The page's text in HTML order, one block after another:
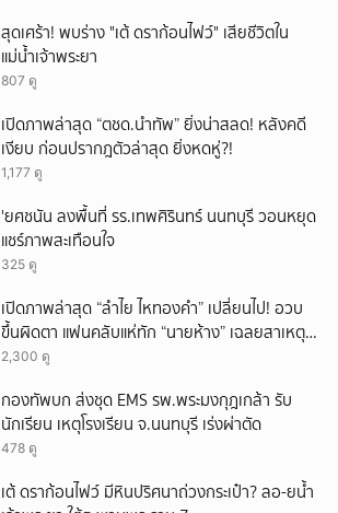
สุดเศร้า! พบร่าง "เต้ ดราก้อนไฟว์" เสียชีวิตใน
แม่น้ำเจ้าพระยา
807 ดู
เปิดภาพล่าสุด “ตชด.นำทัพ” ยิ่งน่าสลด! หลังคดี
เงียบ ก่อนปรากฎตัวล่าสุด ยิ่งหดหู่?!
1,177 ดู
'ยศชนัน ลงพื้นที่ รร.เทพศิรินทร์ นนทบุรี วอนหยุด
แชร์ภาพสะเทือนใจ
325 ดู
เปิดภาพล่าสุด “ลำไย ไหทองคำ” เปลี่ยนไป! อวบ
ขึ้นผิดตา แฟนคลับแห่ทัก “นายห้าง” เฉลยสาเหตุ
ชัด!
2,300 ดู
กองทัพบก ส่งชุด EMS รพ.พระมงกุฎเกล้า รับ
นักเรียน เหตุโรงเรียน จ.นนทบุรี เร่งผ่าตัด
478 ดู
เต้ ดราก้อนไฟว์ มีหินปริศนาถ่วงกระเป๋า? ลอ-ยน้ำ